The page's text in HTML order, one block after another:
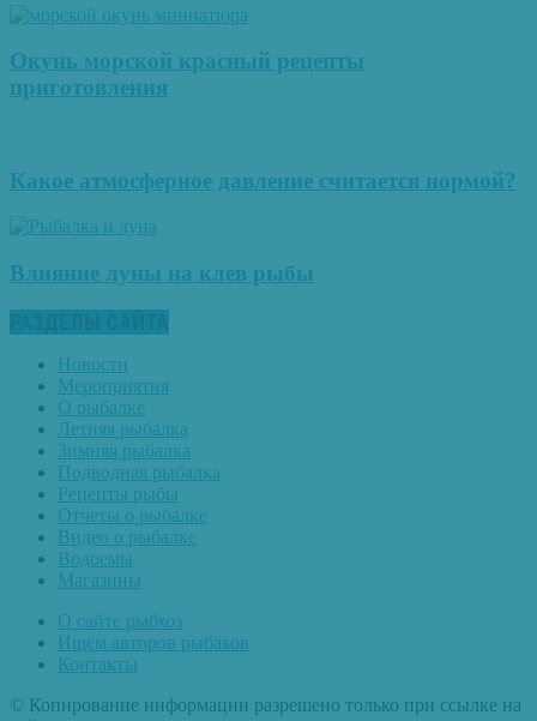
Окунь морской красный рецепты
приготовления
Какое атмосферное давление считается нормой?
Влияние луны на клев рыбы
РАЗДЕЛЫ САЙТА
Новости
Мероприятия
О рыбалке
Летняя рыбалка
Зимняя рыбалка
Подводная рыбалка
Рецепты рыбы
Отчеты о рыбалке
Видео о рыбалке
Водоемы
Магазины
О сайте рыбхоз
Ищем авторов рыбаков
Контакты
© Копирование информации разрешено только при ссылке на